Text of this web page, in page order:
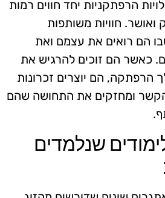
הרפתקניות יחד חווים רמות
ואושר. חוויות משותפות
הם רואים את עצמם ואת
כאשר הם זוכים להרגיש את
הרפתקה, הם יוצרים זכרונות
הקשר ומחזקים את התחושה שהם
שנלמדים